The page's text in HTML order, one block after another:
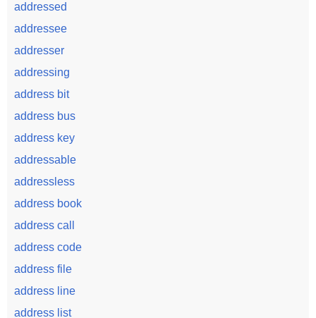
addressed
addressee
addresser
addressing
address bit
address bus
address key
addressable
addressless
address book
address call
address code
address file
address line
address list